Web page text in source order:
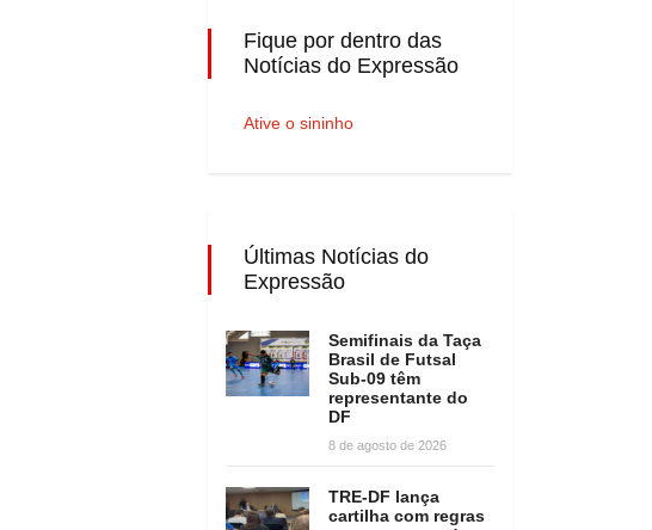
Fique por dentro das
Notícias do Expressão
Ative o sininho
Últimas Notícias do
Expressão
Semifinais da Taça
Brasil de Futsal
Sub-09 têm
representante do
DF
8 de agosto de 2026
TRE-DF lança
cartilha com regras